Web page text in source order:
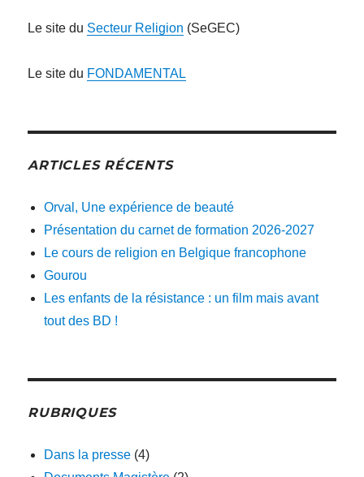
Le site du Secteur Religion (SeGEC)
Le site du FONDAMENTAL
ARTICLES RÉCENTS
Orval, Une expérience de beauté
Présentation du carnet de formation 2026-2027
Le cours de religion en Belgique francophone
Gourou
Les enfants de la résistance : un film mais avant
tout des BD !
RUBRIQUES
Dans la presse (4)